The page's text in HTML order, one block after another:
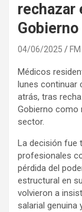
rechazar
Gobierno
04/06/2025
Médicos
lunes continuar
atrás, tras
Gobierno como
sector.
La decisión fue
profesionales
pérdida del
estructural en
volvieron a
salarial genuina